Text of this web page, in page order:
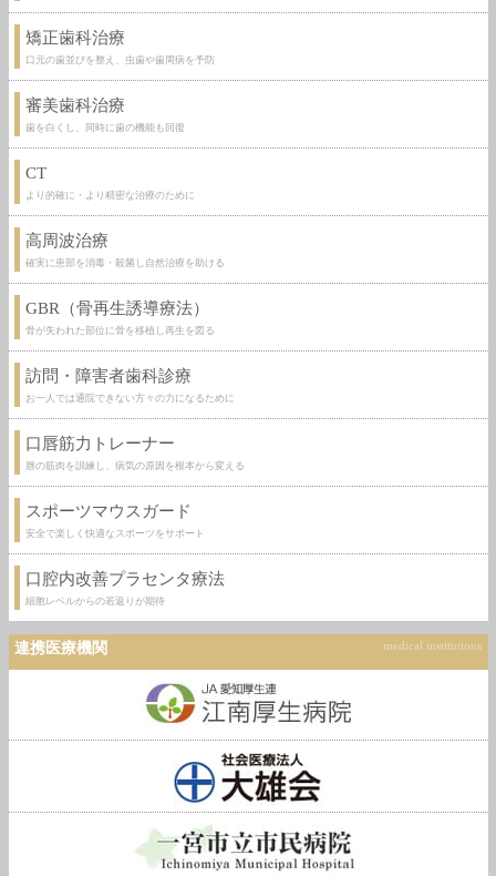
矯正歯科治療
口元の歯並びを整え、虫歯や歯周病を予防
審美歯科治療
歯を白くし、同時に歯の機能も回復
CT
より的確に・より精密な治療のために
高周波治療
確実に患部を消毒・殺菌し自然治療を助ける
GBR（骨再生誘導療法）
骨が失われた部位に骨を移植し再生を図る
訪問・障害者歯科診療
お一人では通院できない方々の力になるために
口唇筋力トレーナー
唇の筋肉を訓練し、病気の原因を根本から変える
スポーツマウスガード
安全で楽しく快適なスポーツをサポート
口腔内改善プラセンタ療法
細胞レベルからの若返りが期待
連携医療機関 medical institutions